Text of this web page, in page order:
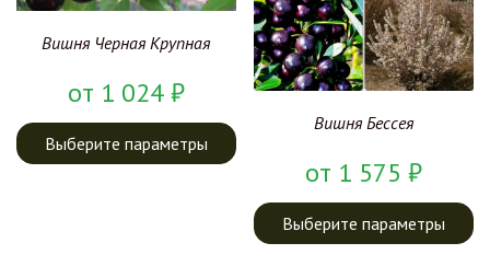
Вишня Черная Крупная
от 1 024₽
Выберите параметры
Вишня Бессея
от 1 575₽
Выберите параметры